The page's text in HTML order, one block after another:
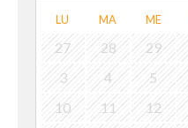
LU MA ME
27 28 29
3
4 5
10
11 12